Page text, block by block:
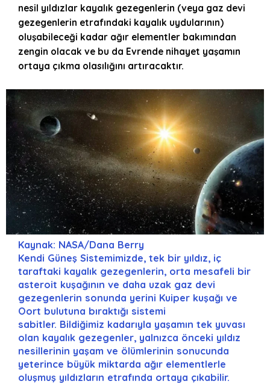
nesil yıldızlar kayalık gezegenlerin (veya gaz devi
gezegenlerin etrafındaki kayalık uydularının)
oluşabileceği kadar ağır elementler bakımından
zengin olacak ve bu da Evrende nihayet yaşamın
ortaya çıkma olasılığını artıracaktır.
Kaynak: NASA/Dana Berry
Kendi Güneş Sistemimizde, tek bir yıldız, iç
taraftaki kayalık gezegenlerin, orta mesafeli bir
asteroit kuşağının ve daha uzak gaz devi
gezegenlerin sonunda yerini Kuiper kuşağı ve
Oort bulutuna bıraktığı sistemi
sabitler. Bildiğimiz kadarıyla yaşamın tek yuvası
olan kayalık gezegenler, yalnızca önceki yıldız
nesillerinin yaşam ve ölümlerinin sonucunda
yeterince büyük miktarda ağır elementlerle
oluşmuş yıldızların etrafında ortaya çıkabilir.